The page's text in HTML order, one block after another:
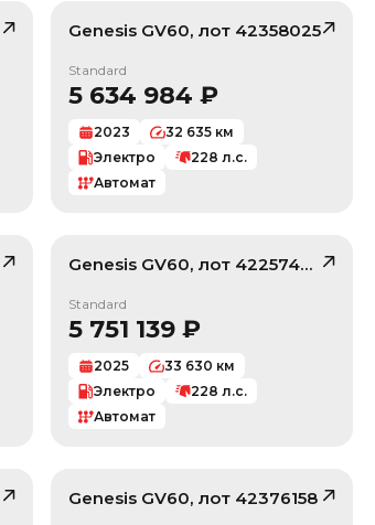
Genesis GV60, лот 42358025
/ 10
Standard
5 634 984 ₽
2023 32 635км
Электро
228 л.с.
Автомат
Genesis GV60, лот 42257444/ 10
Standard
5 751 139₽
2025 33 630 км
Электро
228 л.с.
Автомат
Genesis GV60, лот 42376158
/ 10